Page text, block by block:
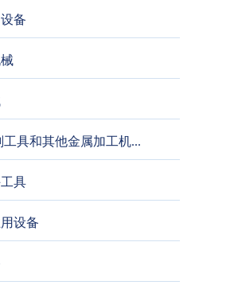
备
具和其他金属加工机...
具
设备